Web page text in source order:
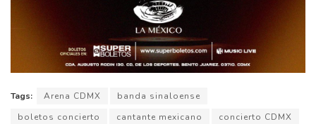
Tags: Arena CDMX
banda sinaloense
boletos concierto
cantante mexicano
concierto CDMX